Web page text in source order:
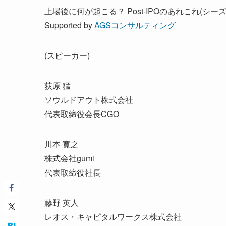
上場後に何が起こる？ Post-IPOのあれこれ(シー
Supported byAGSコンサルティング
(スピーカー)
荻原 猛
ソウルドアウト株式会社
代表取締役会長CGO
川本 寛之
株式会社gumi
代表取締役社長
藤野 英人
レオス・キャピタルワークス株式会社